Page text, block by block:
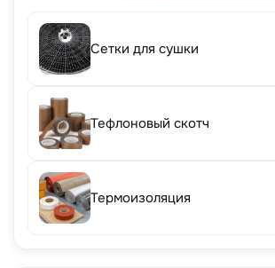
Сетки для сушки
Тефлоновый скотч
Термоизоляция